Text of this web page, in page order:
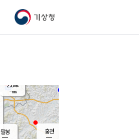
기상청
팔봉
홍천
2.6m/s
-mm